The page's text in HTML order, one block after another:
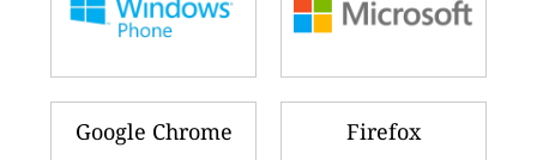
Google Chrome Firefox